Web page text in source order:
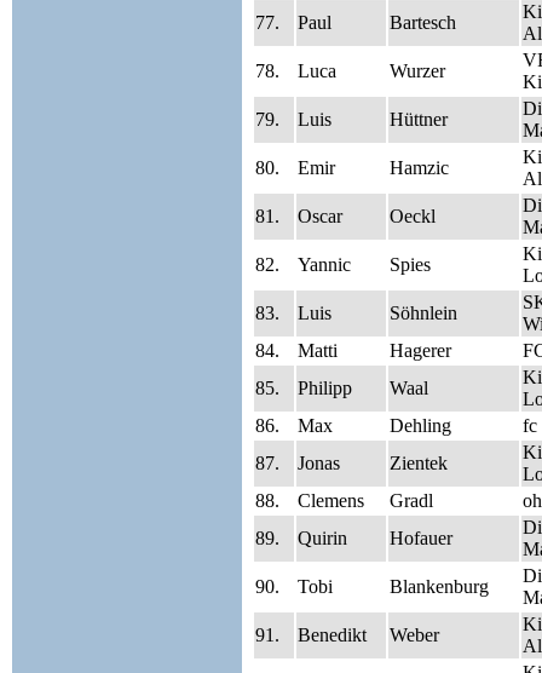
77.
Paul Bartesch
78.
Luca Wurzer
79.
Luis Hüttner
80.
Emir Hamzic
81.
Oscar Oeckl
82.
Yannic Spies
83.
Luis Söhnlein
84.
Matti Hagerer
85.
Philipp Waal
86.
Max Dehling
fc
87.
Jonas Zientek
88.
Clemens Gradl
89.
Quirin Hofauer
90.
Tobi Blankenburg
91.
Benedikt Weber